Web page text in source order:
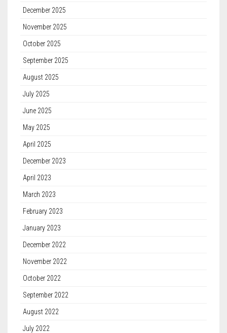
December 2025
November 2025
October 2025
September 2025
August 2025
July 2025
June 2025
May 2025
April 2025
December 2023
April 2023
March 2023
February 2023
January 2023
December 2022
November 2022
October 2022
September 2022
August 2022
July 2022